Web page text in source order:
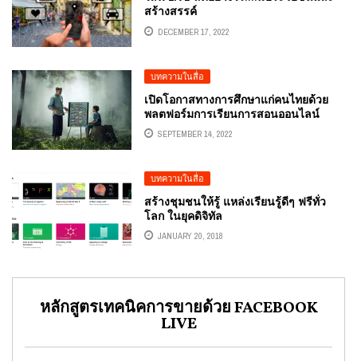
สร้างสรรค์
DECEMBER 17, 2022
บทความในสื่อ
เปิดโอกาสทางการศึกษาแก่คนไทยด้วย
พลตฟอร์มการเรียนการสอนออนไลน์
SMART MOOC
SEPTEMBER 14, 2022
บทความในสื่อ
สร้างชุมชนให้รู้ แหล่งเรียนรู้ดีๆ ฟรีทั่ว
โลก ในยุคดิจิทัล
JANUARY 20, 2018
หลักสูตรเทคนิคการขายด้วย FACEBOOK
LIVE